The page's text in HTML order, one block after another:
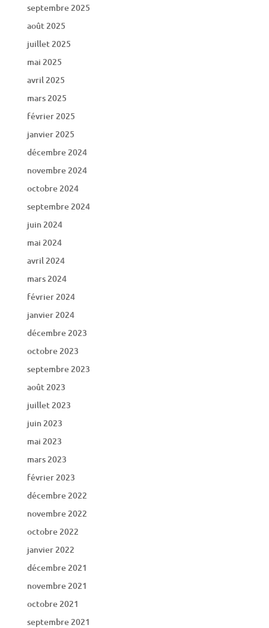
septembre 2025
août 2025
juillet 2025
mai 2025
avril 2025
mars 2025
février 2025
janvier 2025
décembre 2024
novembre 2024
octobre 2024
septembre 2024
juin 2024
mai 2024
avril 2024
mars 2024
février 2024
janvier 2024
décembre 2023
octobre 2023
septembre 2023
août 2023
juillet 2023
juin 2023
mai 2023
mars 2023
février 2023
décembre 2022
novembre 2022
octobre 2022
janvier 2022
décembre 2021
novembre 2021
octobre 2021
septembre 2021